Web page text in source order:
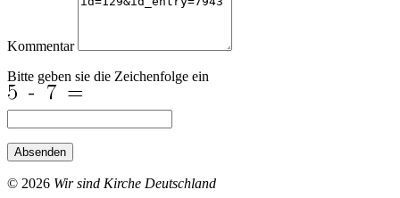
Kommentar
Bitte geben sie die Zeichenfolge ein
Absenden
© 2026 Wir sind Kirche Deutschland